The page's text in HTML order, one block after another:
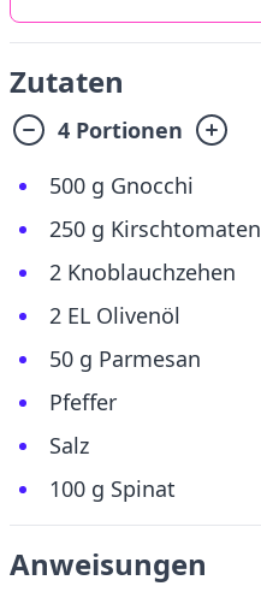
Zutaten
4 Portionen
500 g Gnocchi
250 g Kirschtomaten
2 Knoblauchzehen
2 EL Olivenöl
50 g Parmesan
Pfeffer
Salz
100 g Spinat
Anweisungen